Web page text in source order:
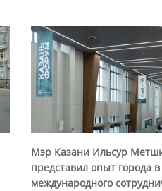
Мэр Казани Ильсур
представил опыт города
международного